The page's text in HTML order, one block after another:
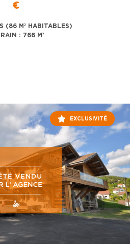
€
(86 M² HABITABLES)
: 766 M²
EXCLUSIVITÉ